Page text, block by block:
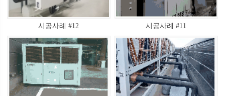
시공사례 #12 시공사례 #11